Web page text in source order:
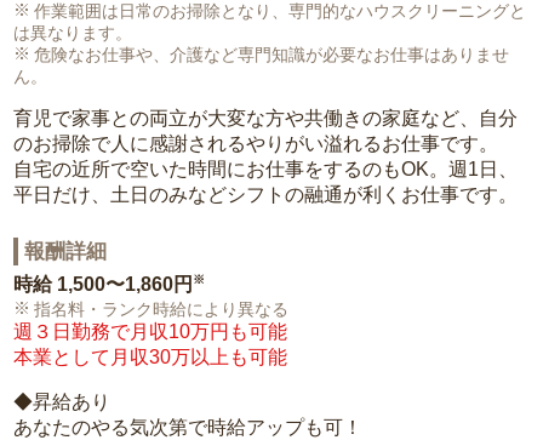
作業範囲は日常のお掃除となり、専門的なハウスクリーニングと
は異なります。
危険なお仕事や、介護など専門知識が必要なお仕事はありませ
ん。
育児で家事との両立が大変な方や共働きの家庭など、自分
のお掃除で人に感謝されるやりがい溢れるお仕事です。
自宅の近所で空いた時間にお仕事をするのもOK。週1日、
平日だけ、土日のみなどシフトの融通が利くお仕事です。
報酬詳細
時給 1,500〜1,860円 ※
指名料・ランク時給により異なる
週３日勤務で月収10万円も可能
本業として月収30万以上も可能
◆昇給あり
あなたのやる気次第で時給アップも可！